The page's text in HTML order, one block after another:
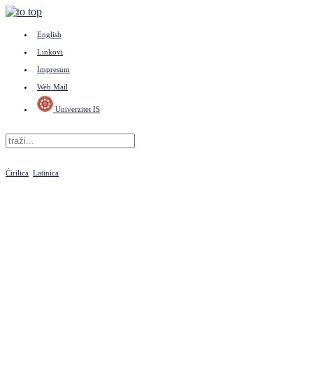
English
Linkovi
Impresum
Web Mail
Univerzitet IS
Ćirilica Latinica